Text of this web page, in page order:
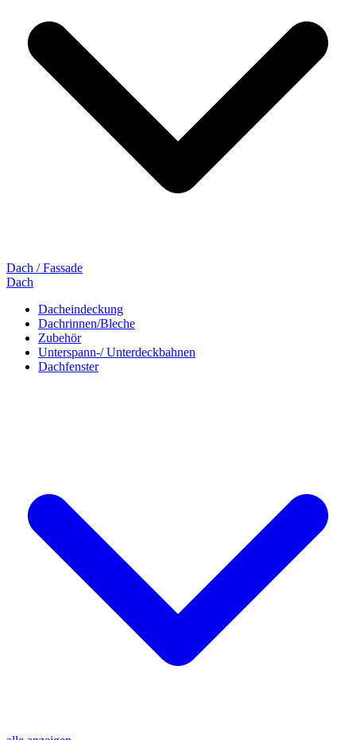
Dach / Fassade
Dach
Dacheindeckung
Dachrinnen/Bleche
Zubehör
Unterspann-/ Unterdeckbahnen
Dachfenster